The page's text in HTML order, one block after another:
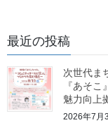
最近の投稿
次世代ま
『あそ
魅力向上
2026年7月